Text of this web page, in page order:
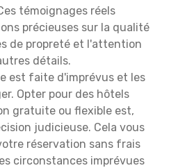
témoignages réels
précieuses sur la qualité
de propreté et l'attention
détails.
est faite d'imprévus et les
Opter pour des hôtels
gratuite ou flexible est,
judicieuse. Cela vous
réservation sans frais
circonstances imprévues